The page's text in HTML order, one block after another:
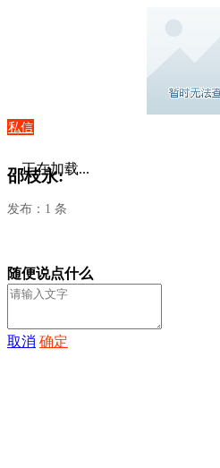
私信
邵枝永:
发布：1 条
正在加载...
随便说点什么
取消 确定